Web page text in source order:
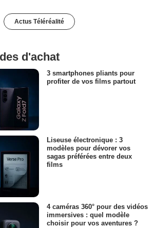
Actus Téléréalité
d'achat
3 smartphones pliants pour
profiter de vos films partout
Liseuse électronique : 3
modèles pour dévorer vos
sagas préférées entre deux
films
4 caméras 360° pour des vidéos
immersives : quel modèle
choisir pour vos aventures ?